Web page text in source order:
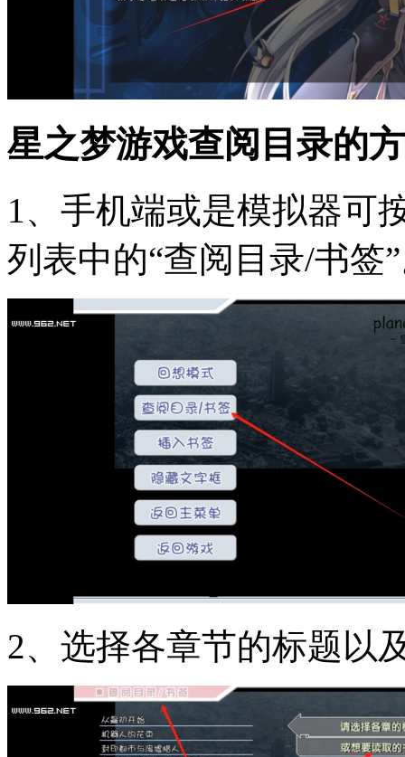
星之梦游戏查阅目录的
1、手机端或是模拟器可
列表中的“查阅目录/书签
2、选择各章节的标题以